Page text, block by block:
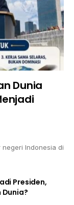
Dunia
negeri Indonesia di
Presiden,